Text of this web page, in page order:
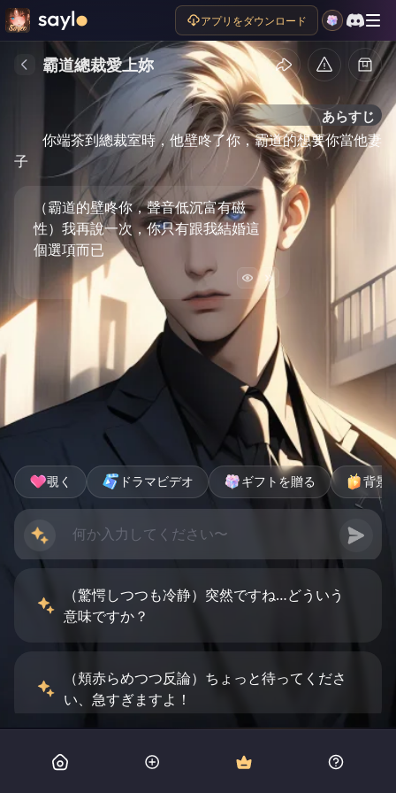
アプリをダウンロード
霸道總裁愛上妳
あらすじ
你端茶到總裁室時，他壁咚了你，霸道的想要你當他妻
子
（霸道的壁咚你，聲音低沉富有磁
性）我再說一次，你只有跟我結婚這
個選項而已
覗く ドラマビデオ ギフトを贈る 背景
（驚愕しつつも冷静）突然ですね…どういう
意味ですか？
（頬赤らめつつ反論）ちょっと待ってくださ
い、急すぎますよ！